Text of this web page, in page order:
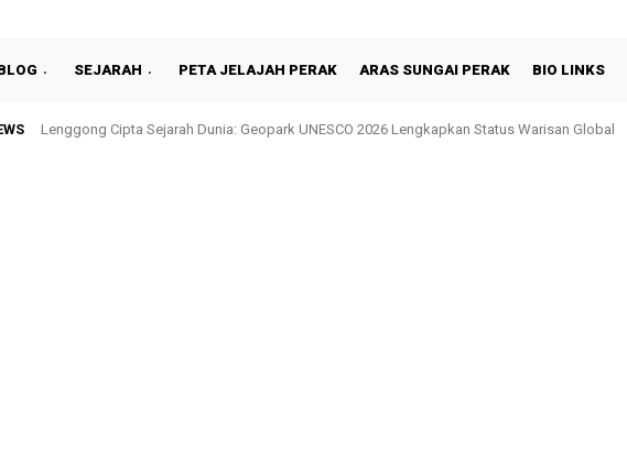
SEJARAH PETA JELAJAH PERAK ARAS SUNGAI PERAK BIO LINKS
Lenggong Cipta Sejarah Dunia: Geopark UNESCO 2026 Lengkapkan Status Warisan Global
Sultan Nazrin Shah Berbuka Puasa Bersama Rakyat di Behrang Stesen